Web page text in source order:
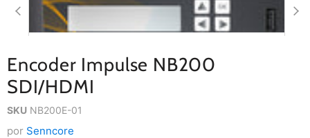
Encoder Impulse NB200
SDI/HDMI
SKU NB200E-01
por Senncore